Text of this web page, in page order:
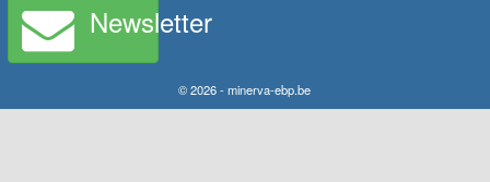
Newsletter
© 2026 - minerva-ebp.be